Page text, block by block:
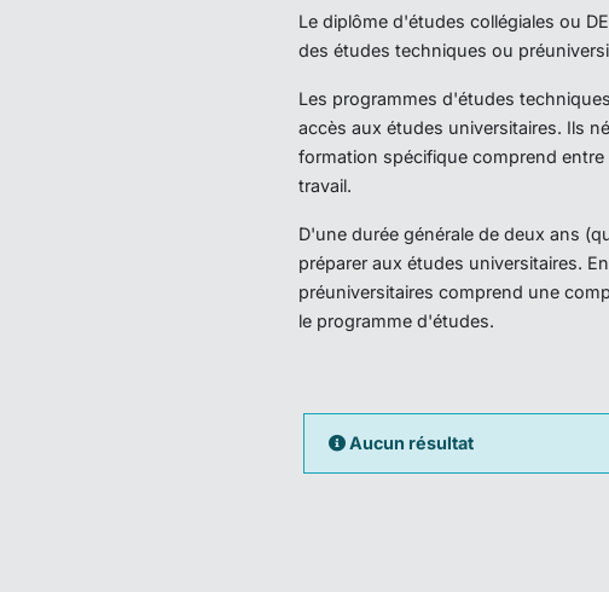
Le diplôme d'études collégiales ou
des études techniques ou
Les programmes d'études
accès aux études universitaires. Ils
formation spécifique comprend
travail.
D'une durée générale de deux ans
préparer aux études universitaires.
préuniversitaires comprend une
le programme d'études.
Aucun résultat